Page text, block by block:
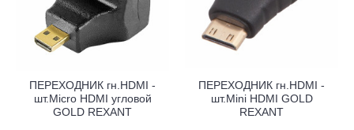
ПЕРЕХОДНИК гн.HDMI -
шт.Micro HDMI угловой
GOLD REXANT
ПЕРЕХОДНИК гн.HDMI -
шт.Mini HDMI GOLD
REXANT